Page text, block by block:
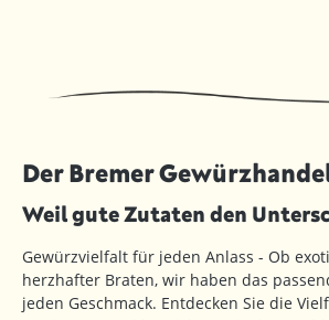
Der Bremer
Weil gute Zutaten den
Gewürzvielfalt für jeden Anlass - Ob
herzhafter Braten, wir haben das
jeden Geschmack. Entdecken Sie die